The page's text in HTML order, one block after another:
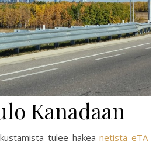
Kanadaan
tulee hakeanetistä eTA-